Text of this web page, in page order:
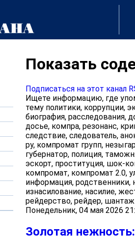
Показать
Подписаться на этот канал
Ищете информацию, где
тему политики, коррупции,
биография, расследования,
досье, компра, резонанс,
следствие, следователь,
ру, компромат групп,
губернатор, полиция,
эскорт, проституция, шок-
компромат, компромат 2.0,
информация, родственники,
изнасилование, насилие,
рейдерство, рейдер,
Понедельник, 04 мая 2026
Золотая